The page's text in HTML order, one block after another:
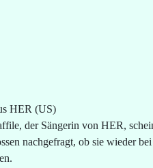
HER (US)
der Sängerin von HER,
nachgefragt, ob sie wieder